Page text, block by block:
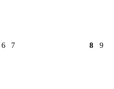
6 7 8 9